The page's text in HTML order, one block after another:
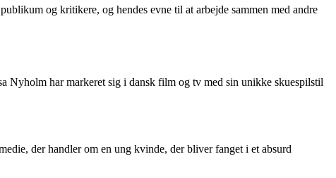
og kritikere, og hendes evne til at arbejde sammen med andre
Nyholm har markeret sig i dansk film og tv med sin unikke skuespilstil
der handler om en ung kvinde, der bliver fanget i et absurd